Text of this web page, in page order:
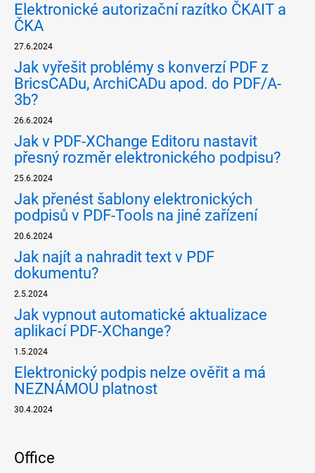
Elektronické autorizační razítko ČKAIT a
ČKA
27.6.2024
Jak vyřešit problémy s konverzí PDF z
BricsCADu, ArchiCADu apod. do PDF/A-
3b?
26.6.2024
Jak v PDF-XChange Editoru nastavit
přesný rozměr elektronického podpisu?
25.6.2024
Jak přenést šablony elektronických
podpisů v PDF-Tools na jiné zařízení
20.6.2024
Jak najít a nahradit text v PDF
dokumentu?
2.5.2024
Jak vypnout automatické aktualizace
aplikací PDF-XChange?
1.5.2024
Elektronický podpis nelze ověřit a má
NEZNÁMOU platnost
30.4.2024
Office